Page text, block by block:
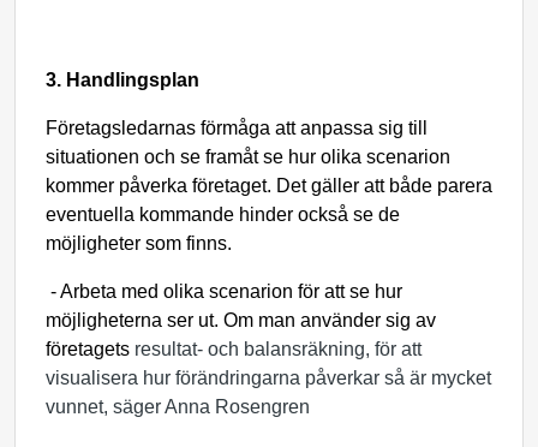
3. Handlingsplan
Företagsledarnas förmåga att anpassa sig till
situationen och se framåt se hur olika scenarion
kommer påverka företaget. Det gäller att både parera
eventuella kommande hinder också se de
möjligheter som finns.
-Arbeta med olika scenarion för att se hur
möjligheterna ser ut. Om man använder sig av
företagets resultat- och balansräkning, för att
visualisera hur förändringarna påverkar så är mycket
vunnet, säger Anna Rosengren